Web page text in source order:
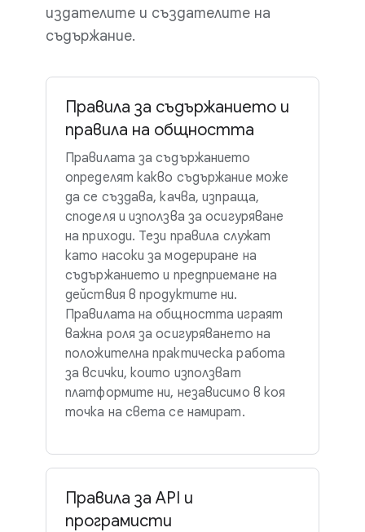
издателите и създателите на
съдържание.
Правила за съдържанието и
правила на общността
Правилата за съдържанието
определят какво съдържание може
да се създава, качва, изпраща,
споделя и използва за осигуряване
на приходи. Тези правила служат
като насоки за модериране на
съдържанието и предприемане на
действия в продуктите ни.
Правилата на общността играят
важна роля за осигуряването на
положителна практическа работа
за всички, които използват
платформите ни, независимо в коя
точка на света се намират.
Правила за API и
програмисти